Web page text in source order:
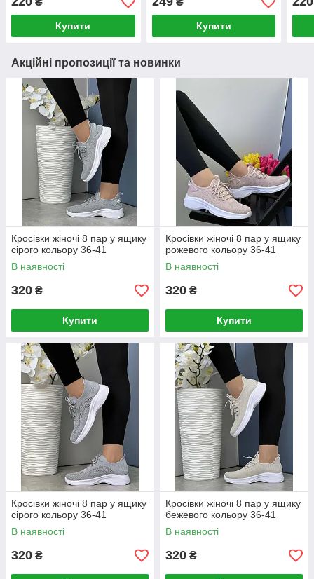
Купити Купити
Акційні пропозиції та новинки
Кросівки жіночі 8 пар у ящику
сірого кольору 36-41
В наявності
320 ₴
Купити
Кросівки жіночі 8 пар у ящику
рожевого кольору 36-41
В наявності
320 ₴
Купити
Кросівки жіночі 8 пар у ящику
сірого кольору 36-41
В наявності
320 ₴
Кросівки жіночі 8 пар у ящику
бежевого кольору 36-41
В наявності
320 ₴